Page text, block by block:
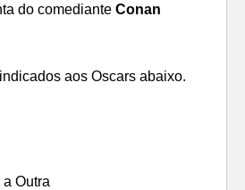
do comediante Conan
aos Oscars abaixo.
Outra